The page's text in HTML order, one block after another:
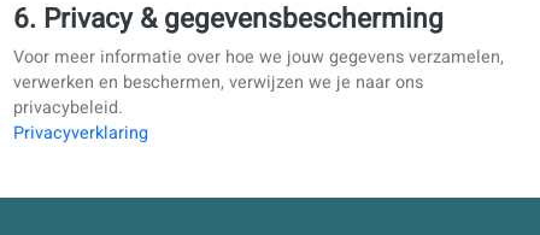
Deze imprint valt onder de Spaanse wetgeving, omdat
S.L. daar geregistreerd is. Geschillen over deze website of
inhoud ervan worden behandeld volgens Spaans recht,
Europese regels anders bepalen.
6. Privacy & gegevensbescherming
Voor meer informatie over hoe we jouw gegevens